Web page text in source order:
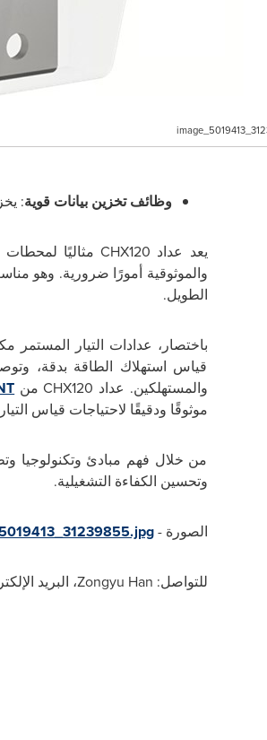
وظائف تخزين بيانات قوية: يخزن ما يصل إلى
يعد عداد CHX120مثاليًا لمحطات
والموثوقية أمورًا ضرورية. وهو
الطويل.
باختصار، عدادات التيار المستمر
قياس استهلاك الطاقة بدقة،
والمستهلكين. عداد CHX120من
موثوقًا ودقيقًا لاحتياجات قياس
من خلال فهم مبادئ وتكنولوجيا
وتحسين الكفاءة التشغيلية.
الصورة -
للتواصل: Zongyu Han، البريد